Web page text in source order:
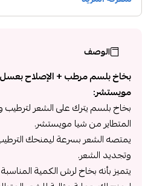
الوصف
بخاخ بلسم مرطب + الإصلاح بعسل
مويستشر:
بخاخ بلسم يترك على الشعر لترطيب
المتطاير من شيا مويستشر.
يمتصه الشعر بسرعة ليمنحك
وتجديد الشعر.
يتميز بأنه بخاخ لرش الكمية